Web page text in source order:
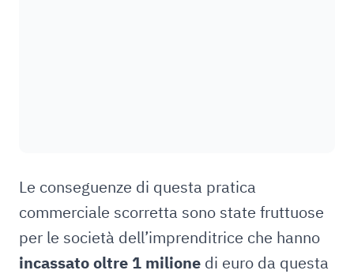
Le conseguenze di questa pratica
commerciale scorretta sono state fruttuose
per le società dell’imprenditrice che hanno
incassato oltre 1 milione di euro da questa